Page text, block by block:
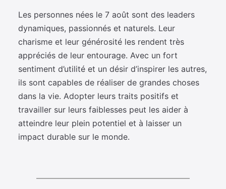
Les personnes nées le 7 août sont des leaders
dynamiques, passionnés et naturels. Leur
charisme et leur générosité les rendent très
appréciés de leur entourage. Avec un fort
sentiment d’utilité et un désir d’inspirer les autres,
ils sont capables de réaliser de grandes choses
dans la vie. Adopter leurs traits positifs et
travailler sur leurs faiblesses peut les aider à
atteindre leur plein potentiel et à laisser un
impact durable sur le monde.